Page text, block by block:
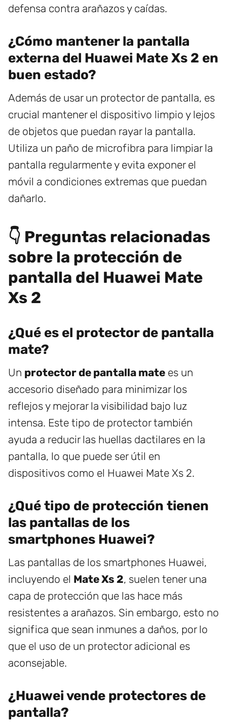
defensa contra arañazos y caídas.
¿Cómo mantener la pantalla
externa del Huawei Mate Xs 2 en
buen estado?
Además de usar un protector de pantalla, es
crucial mantener el dispositivo limpio y lejos
de objetos que puedan rayar la pantalla.
Utiliza un paño de microfibra para limpiar la
pantalla regularmente y evita exponer el
móvil a condiciones extremas que puedan
dañarlo.
👇 Preguntas relacionadas
sobre la protección de
pantalla del Huawei Mate
Xs 2
¿Qué es el protector de pantalla
mate?
Un protector de pantalla mate es un
accesorio diseñado para minimizar los
reflejos y mejorar la visibilidad bajo luz
intensa. Este tipo de protector también
ayuda a reducir las huellas dactilares en la
pantalla, lo que puede ser útil en
dispositivos como el Huawei Mate Xs 2.
¿Qué tipo de protección tienen
las pantallas de los
smartphones Huawei?
Las pantallas de los smartphones Huawei,
incluyendo el Mate Xs 2, suelen tener una
capa de protección que las hace más
resistentes a arañazos. Sin embargo, esto no
significa que sean inmunes a daños, por lo
que el uso de un protector adicional es
aconsejable.
¿Huawei vende protectores de
pantalla?